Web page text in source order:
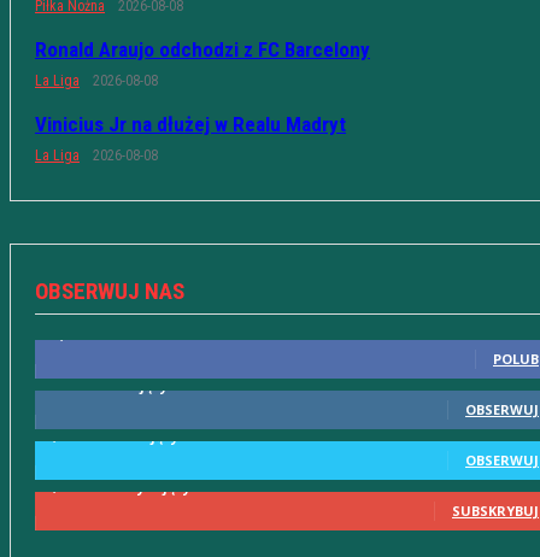
Piłka Nożna 2026-08-08
Ronald Araujo odchodzi z FC Barcelony
La Liga 2026-08-08
Vinicius Jr na dłużej w Realu Madryt
La Liga 2026-08-08
OBSERWUJ NAS
POLUB
OBSERWUJ
OBSERWUJ
SUBSKRYBUJ